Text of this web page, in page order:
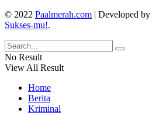
© 2022 Paalmerah.com | Developed by
Sukses-mu!.
No Result
View All Result
Home
Berita
Kriminal